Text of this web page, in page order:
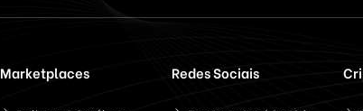
Marketplaces Redes Sociais